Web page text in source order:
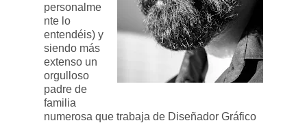
personalme
nte lo
entendéis) y
siendo más
extenso un
orgulloso
padre de
familia
numerosa que trabaja de Diseñador Gráfico